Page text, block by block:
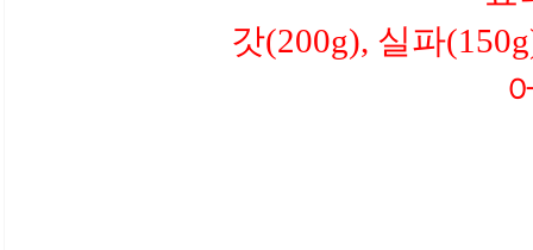
갓(200g), 실파